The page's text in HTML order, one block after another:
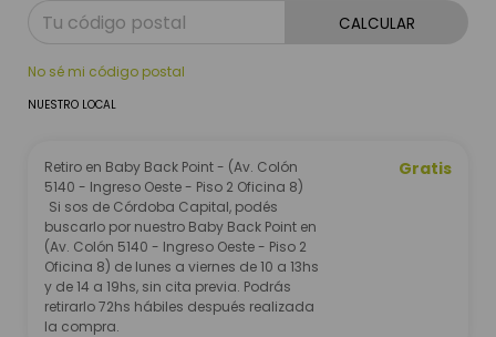
CALCULAR
No sé mi código postal
NUESTRO LOCAL
Retiro en Baby Back Point - (Av. Colón
5140 - Ingreso Oeste - Piso 2 Oficina 8)
Si sos de Córdoba Capital, podés
buscarlo por nuestro Baby Back Point en
(Av. Colón 5140 - Ingreso Oeste - Piso 2
Oficina 8) de lunes a viernes de 10 a 13hs
y de 14 a 19hs, sin cita previa. Podrás
retirarlo 72hs hábiles después realizada
la compra.
Gratis